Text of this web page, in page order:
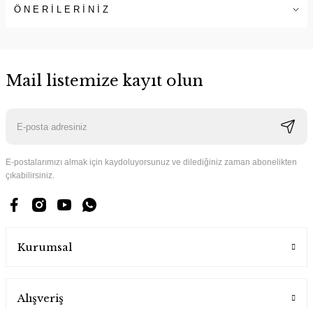
ÖNERİLERİNİZ
Mail listemize kayıt olun
E-postalarımızı almak için kaydoluyorsunuz ve dilediğiniz zaman abonelikten
çıkabilirsiniz.
Kurumsal
Alışveriş